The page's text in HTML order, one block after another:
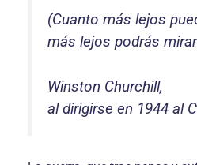
(Cuanto más lejos
más lejos podrás
Winston Churchill,
al dirigirse en 1944 al